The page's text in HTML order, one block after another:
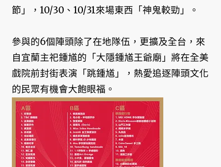
節」，10/30、10/31來場東西「神鬼較勁」。
參與的6個陣頭除了在地隊伍，更擴及全台，來
自宜蘭主祀鍾馗的「大隱鍾馗王爺廟」將在全美
戲院前封街表演「跳鍾馗」，熱愛追逐陣頭文化
的民眾有機會大飽眼福。